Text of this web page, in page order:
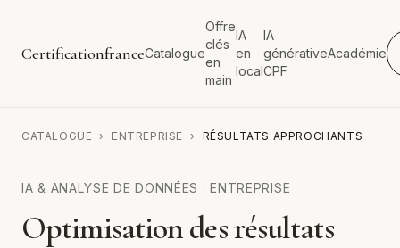
CertificationfranceCatalogue
Offre
clés
en
main
IA
en
local
IA
générative
CPF
Académie
CATALOGUE › ENTREPRISE › RÉSULTATS APPROCHANTS
IA & ANALYSE DE DONNÉES ·ENTREPRISE
Optimisation des résultats